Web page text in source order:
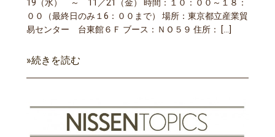
19（水） ～ 11／21（金） 時間：１０：００～１８：
００（最終日のみ１6：００まで） 場所：東京都立産業貿
易センター 台東館６Ｆ ブース：ＮＯ５９ 住所： […]
»続きを読む